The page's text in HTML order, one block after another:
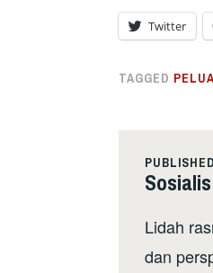
Twitter
TAGGED
Lidah
dan